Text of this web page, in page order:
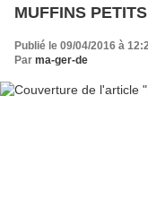
MUFFINS
Publié le 09/04/2016 à
Par ma-ger-de